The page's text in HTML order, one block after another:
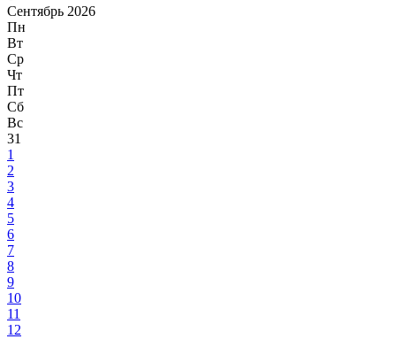
Сентябрь 2026
Пн
Вт
Ср
Чт
Пт
Сб
Вс
31
1
2
3
4
5
6
7
8
9
10
11
12